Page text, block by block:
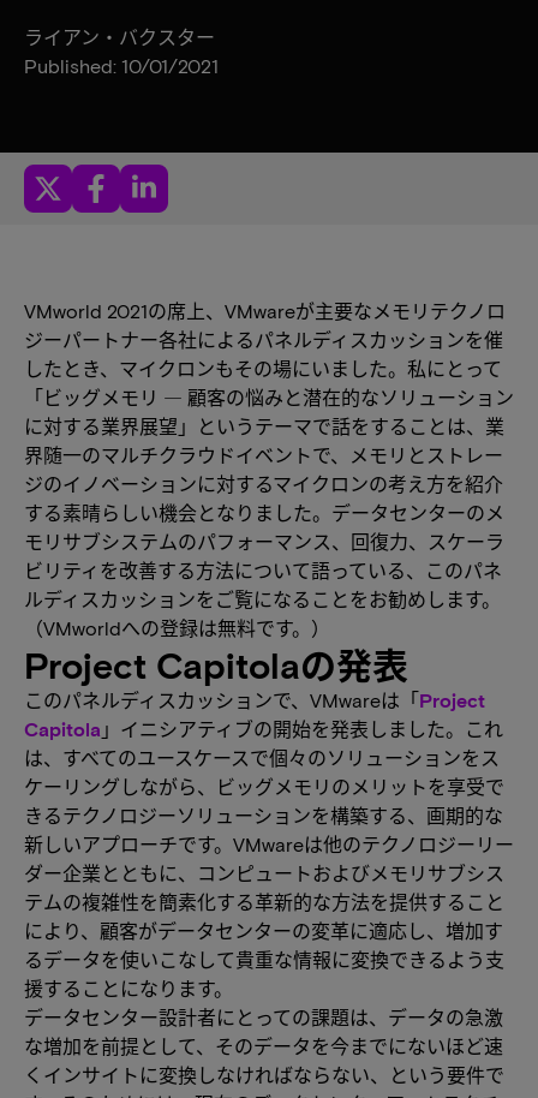
ライアン・バクスター
Published: 10/01/2021
VMworld 2021の席上、VMwareが主要なメモリテクノロ
ジーパートナー各社によるパネルディスカッションを催
したとき、マイクロンもその場にいました。私にとって
「ビッグメモリ ― 顧客の悩みと潜在的なソリューション
に対する業界展望」というテーマで話をすることは、業
界随一のマルチクラウドイベントで、メモリとストレー
ジのイノベーションに対するマイクロンの考え方を紹介
する素晴らしい機会となりました。データセンターのメ
モリサブシステムのパフォーマンス、回復力、スケーラ
ビリティを改善する方法について語っている、このパネ
ルディスカッションをご覧になることをお勧めします。
（VMworldへの登録は無料です。）
Project Capitolaの発表
このパネルディスカッションで、VMwareは「Project
Capitola 」イニシアティブの開始を発表しました。これ
は、すべてのユースケースで個々のソリューションをス
ケーリングしながら、ビッグメモリのメリットを享受で
きるテクノロジーソリューションを構築する、画期的な
新しいアプローチです。VMwareは他のテクノロジーリー
ダー企業とともに、コンピュートおよびメモリサブシス
テムの複雑性を簡素化する革新的な方法を提供すること
により、顧客がデータセンターの変革に適応し、増加す
るデータを使いこなして貴重な情報に変換できるよう支
援することになります。
データセンター設計者にとっての課題は、データの急激
な増加を前提として、そのデータを今までにないほど速
くインサイトに変換しなければならない、という要件で